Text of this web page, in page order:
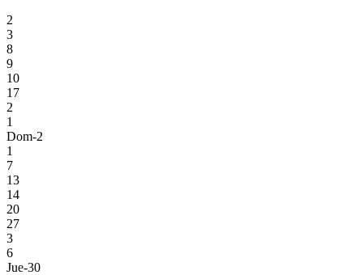
2
3
8
9
10
17
2
1
Dom-2
1
7
13
14
20
27
3
6
Jue-30